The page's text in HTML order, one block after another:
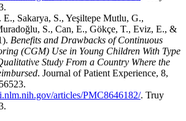
Sakarya, S., Yeşiltepe Mutlu, G.,
S., Can, E., Gökçe, T., Eviz, E., &
Benefits and Drawbacks of Continuous
(CGM) Use in Young Children With Type
Study From a Country Where the
. Journal of Patient Experience, 8,
articles/PMC8646182/. Truy